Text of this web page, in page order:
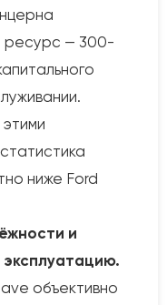
ресурс — 300-
ниже Ford
и
объективно